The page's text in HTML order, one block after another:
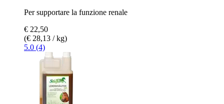
Per supportare la funzione renale
€ 22,50
(€ 28,13 / kg)
5.0 (4)